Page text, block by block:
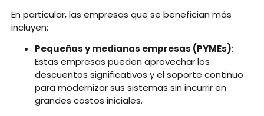
En particular, las empresas que se benefician más
incluyen:
Pequeñas y medianas empresas (PYMEs):
Estas empresas pueden aprovechar los
descuentos significativos y el soporte continuo
para modernizar sus sistemas sin incurrir en
grandes costos iniciales.